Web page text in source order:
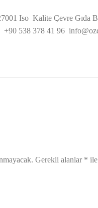
Iso Kalite Çevre Gıda
+90 538 378 41 96
Gerekli alanlar *